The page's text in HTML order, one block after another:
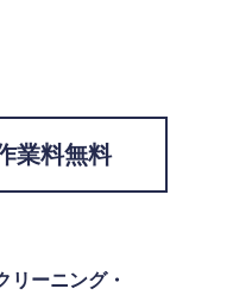
業料無料
リーニング・